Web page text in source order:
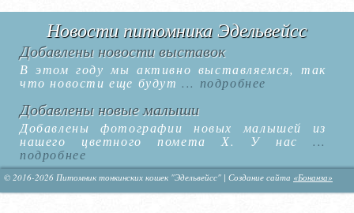
Новости питомника Эдельвейсс
Добавлены новости выставок
В этом году мы активно выставляемся, так
что новости еще будут ... подробнее
Добавлены новые малыши
Добавлены фотографии новых малышей из
нашего цветного помета Х. У нас ...
подробнее
© 2016-2026 Питомник тонкинских кошек "Эдельвейсс" | Создание сайта «Бонанза»